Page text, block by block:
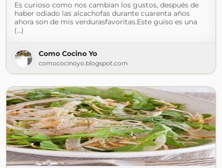
Es curioso como nos cambian los gustos, después de
haber odiado las alcachofas durante cuarenta años
ahora son de mis verdurasfavoritas.Este guiso es una
(...)
Como Cocino Yo
comococinoyo.blogspot.com